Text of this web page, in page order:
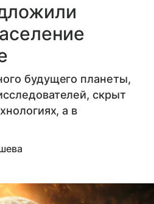
будущего планеты,
скрыт
а в